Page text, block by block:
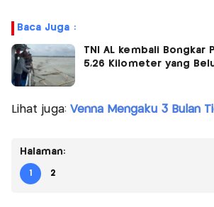
Baca Juga :
TNI AL kembali Bongkar
5,26 Kilometer yang
Lihat juga: Venna Mengaku 3 Bulan
Halaman:
1 2